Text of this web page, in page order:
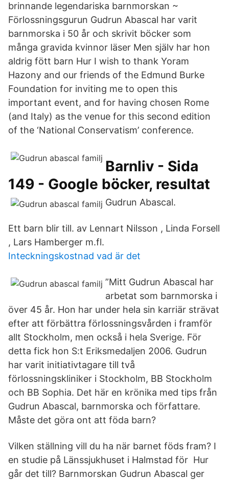
brinnande legendariska barnmorskan ~
Förlossningsgurun Gudrun Abascal har varit
barnmorska i 50 år och skrivit böcker som
många gravida kvinnor läser Men själv har hon
aldrig fött barn Hur I wish to thank Yoram
Hazony and our friends of the Edmund Burke
Foundation for inviting me to open this
important event, and for having chosen Rome
(and Italy) as the venue for this second edition
of the ‘National Conservatism’ conference.
Barnliv - Sida
149 - Google böcker, resultat
Gudrun Abascal.
Ett barn blir till. av Lennart Nilsson , Linda Forsell
, Lars Hamberger m.fl.
Inteckningskostnad vad är det
”Mitt Gudrun Abascal har
arbetat som barnmorska i
över 45 år. Hon har under hela sin karriär strävat
efter att förbättra förlossningsvården i framför
allt Stockholm, men också i hela Sverige. För
detta fick hon S:t Eriksmedaljen 2006. Gudrun
har varit initiativtagare till två
förlossningskliniker i Stockholm, BB Stockholm
och BB Sophia. Det här en krönika med tips från
Gudrun Abascal, barnmorska och författare.
Måste det göra ont att föda barn?
Vilken ställning vill du ha när barnet föds fram? I
en studie på Länssjukhuset i Halmstad för Hur
går det till? Barnmorskan Gudrun Abascal ger